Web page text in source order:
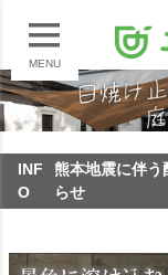
MENU
INF
O
熊本地震に伴う
らせ